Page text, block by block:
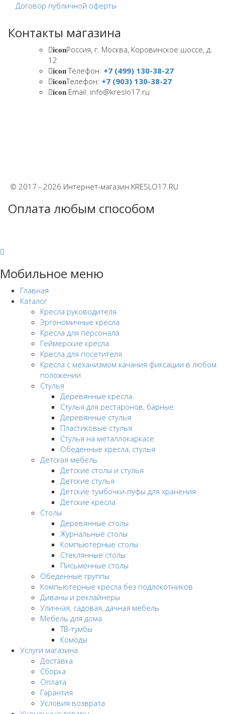
Договор публичной оферты
Контакты магазина
iconРоссия, г. Москва, Коровинское шоссе, д.
12
iconТелефон: +7 (499) 130-38-27
iconТелефон: +7 (903) 130-38-27
icon Email: info@kreslo17.ru
© 2017 - 2026 Интернет-магазин KRESLO17.RU
Оплата любым способом
Мобильное меню
Главная
Каталог
Кресла руководителя
Эргономичные кресла
Кресла для персонала
Геймерские кресла
Кресла для посетителя
Кресла с механизмом качания фиксации в любом
положении
Стулья
Деревянные кресла
Стулья для рестаронов, барные
Деревянные стулья
Пластиковые стулья
Стулья на металлокаркасе
Обеденные кресла, стулья
Детская мебель
Детские столы и стулья
Детские стулья
Детские тумбочки-пуфы для хранения
Детские кресла
Столы
Деревянные столы
Журнальные столы
Компьютерные столы
Стеклянные столы
Письменные столы
Обеденные группы
Компьютерные кресла без подлокотников
Диваны и реклайнеры
Уличная, садовая, дачная мебель
Мебель для дома
ТВ-тумбы
Комоды
Услуги магазина
Доставка
Сборка
Оплата
Гарантия
Условия возврата